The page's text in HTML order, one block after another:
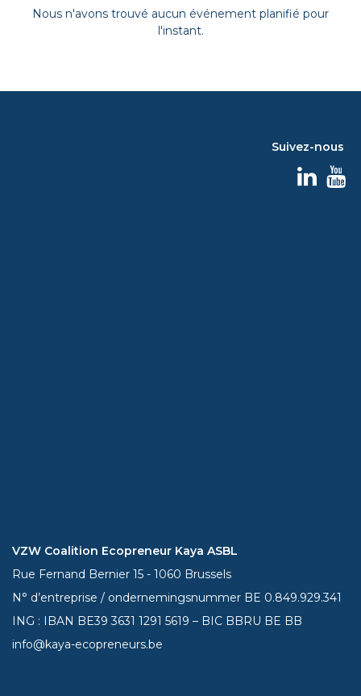
Nous n'avons trouvé aucun événement planifié pour
l'instant.
Suivez-nous
VZW Coalition Ecopreneur Kaya ASBL
Rue Fernand Bernier 15 - 1060 Brussels
N° d’entreprise / ondernemingsnummer BE 0.849.929.341
ING : IBAN BE393631 1291 5619 – BIC BBRU BE BB
info@kaya-ecopreneurs.be